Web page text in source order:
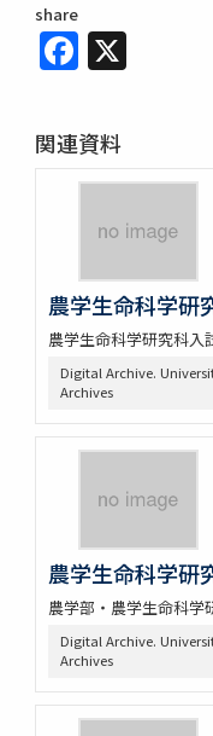
share
関連資料
農学生命科学
農学生命科学研究科入
Digital Archive.
Archives
農学生命科学研
農学部・農学生命科学
Digital Archive.
Archives